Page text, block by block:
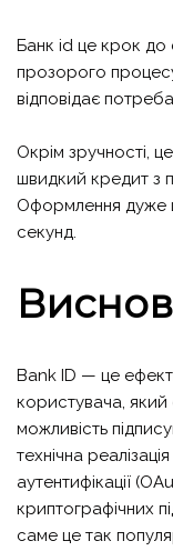
Банк id це крок до
прозорого
відповідає
Окрім зручності,
швидкий кредит з
Оформлення дуже
секунд.
Bank ID — це
користувача, який
можливість
технічна
аутентифікації
криптографічних
саме це так